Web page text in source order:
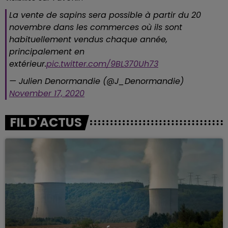
La vente de sapins sera possible à partir du 20
novembre dans les commerces où ils sont
habituellement vendus chaque année,
principalement en
extérieur.pic.twitter.com/9BL370Uh73
— Julien Denormandie (@J_Denormandie)
November 17, 2020
FIL D'ACTUS